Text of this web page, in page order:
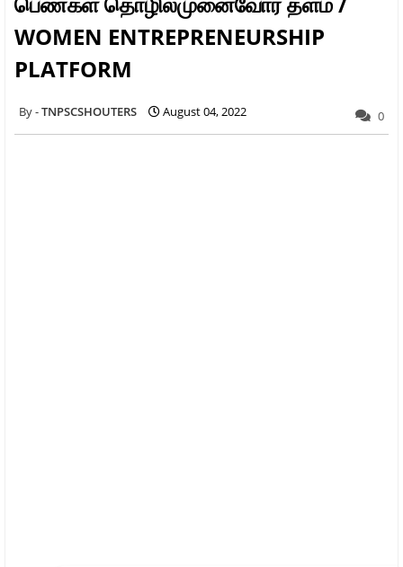
WOMEN ENTREPRENEURSHIP
PLATFORM
TNPSCSHOUTERS August 04, 2022 0